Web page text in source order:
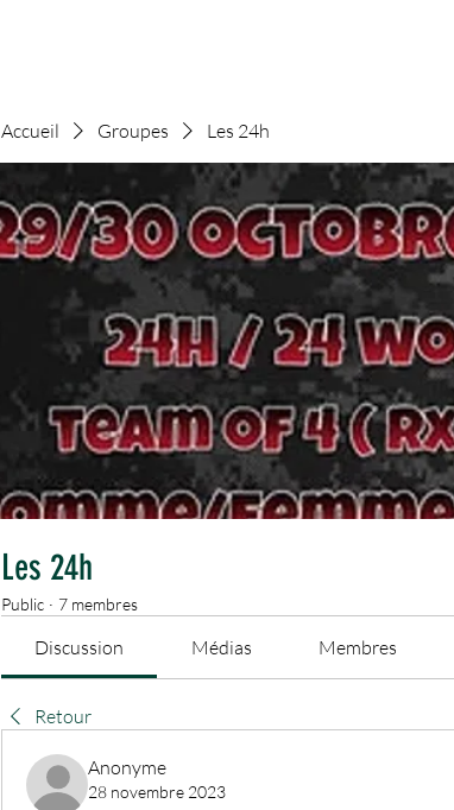
Accueil Groupes Les 24h
Les 24h
Public · 7 membres
Discussion Médias Membres
Retour
Anonyme
28 novembre 2023